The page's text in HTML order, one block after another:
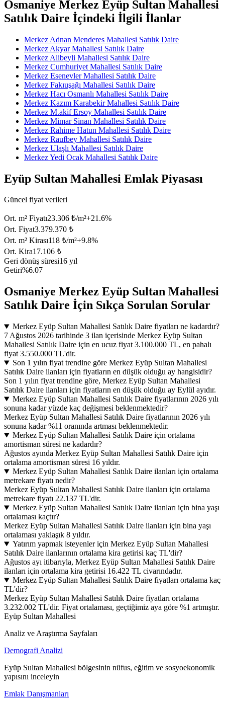
Osmaniye Merkez Eyüp Sultan Mahallesi
Satılık Daire İçindeki İlgili İlanlar
Merkez Adnan Menderes Mahallesi Satılık Daire
Merkez Akyar Mahallesi Satılık Daire
Merkez Alibeyli Mahallesi Satılık Daire
Merkez Cumhuriyet Mahallesi Satılık Daire
Merkez Esenevler Mahallesi Satılık Daire
Merkez Fakıuşağı Mahallesi Satılık Daire
Merkez Hacı Osmanlı Mahallesi Satılık Daire
Merkez Kazım Karabekir Mahallesi Satılık Daire
Merkez M.akif Ersoy Mahallesi Satılık Daire
Merkez Mimar Sinan Mahallesi Satılık Daire
Merkez Rahime Hatun Mahallesi Satılık Daire
Merkez Raufbey Mahallesi Satılık Daire
Merkez Ulaşlı Mahallesi Satılık Daire
Merkez Yedi Ocak Mahallesi Satılık Daire
Eyüp Sultan Mahallesi Emlak Piyasası
Güncel fiyat verileri
Ort. m² Fiyatı23.306 ₺/m²+21.6%
Ort. Fiyat3.379.370 ₺
Ort. m² Kirası118 ₺/m²+9.8%
Ort. Kira17.106 ₺
Geri dönüş süresi16 yıl
Getiri%6.07
Osmaniye Merkez Eyüp Sultan Mahallesi
Satılık Daire İçin Sıkça Sorulan Sorular
Merkez Eyüp Sultan Mahallesi Satılık Daire fiyatları ne kadardır?
7 Ağustos 2026 tarihinde 3 ilan içerisinde Merkez Eyüp Sultan
Mahallesi Satılık Daire için en ucuz fiyat 3.100.000 TL, en pahalı
fiyat 3.550.000 TL'dir.
Son 1 yılın fiyat trendine göre Merkez Eyüp Sultan Mahallesi
Satılık Daire ilanları için fiyatların en düşük olduğu ay hangisidir?
Son 1 yılın fiyat trendine göre, Merkez Eyüp Sultan Mahallesi
Satılık Daire ilanları için fiyatların en düşük olduğu ay Eylül ayıdır.
Merkez Eyüp Sultan Mahallesi Satılık Daire fiyatlarının 2026 yılı
sonuna kadar yüzde kaç değişmesi beklenmektedir?
Merkez Eyüp Sultan Mahallesi Satılık Daire fiyatlarının 2026 yılı
sonuna kadar %11 oranında artması beklenmektedir.
Merkez Eyüp Sultan Mahallesi Satılık Daire için ortalama
amortisman süresi ne kadardır?
Ağustos ayında Merkez Eyüp Sultan Mahallesi Satılık Daire için
ortalama amortisman süresi 16 yıldır.
Merkez Eyüp Sultan Mahallesi Satılık Daire ilanları için ortalama
metrekare fiyatı nedir?
Merkez Eyüp Sultan Mahallesi Satılık Daire ilanları için ortalama
metrekare fiyatı 22.137 TL'dir.
Merkez Eyüp Sultan Mahallesi Satılık Daire ilanları için bina yaşı
ortalaması kaçtır?
Merkez Eyüp Sultan Mahallesi Satılık Daire ilanları için bina yaşı
ortalaması yaklaşık 8 yıldır.
Yatırım yapmak isteyenler için Merkez Eyüp Sultan Mahallesi
Satılık Daire ilanlarının ortalama kira getirisi kaç TL'dir?
Ağustos ayı itibarıyla, Merkez Eyüp Sultan Mahallesi Satılık Daire
ilanları için ortalama kira getirisi 16.422 TL civarındadır.
Merkez Eyüp Sultan Mahallesi Satılık Daire fiyatları ortalama kaç
TL'dir?
Merkez Eyüp Sultan Mahallesi Satılık Daire fiyatları ortalama
3.232.002 TL'dir. Fiyat ortalaması, geçtiğimiz aya göre %1 artmıştır.
Eyüp Sultan Mahallesi
Analiz ve Araştırma Sayfaları
Demografi Analizi
Eyüp Sultan Mahallesi bölgesinin nüfus, eğitim ve sosyoekonomik
yapısını inceleyin
Emlak Danışmanları